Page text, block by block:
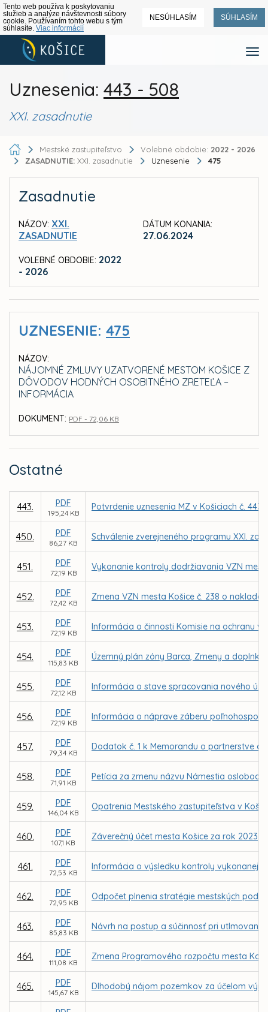
Tento web používa k poskytovaniu
služieb a analýze návštevnosti súbory
cookie. Používaním tohto webu s tým
súhlasíte. Viac informácií
NESÚHLASÍM SÚHLASÍM
Uznesenia: 443 - 508
XXI. zasadnutie
Mestské zastupiteľstvo Volebné obdobie: 2022 - 2026
ZASADNUTIE: XXI. zasadnutie Uznesenie 475
Zasadnutie
NÁZOV: XXI.
ZASADNUTIE
VOLEBNÉ OBDOBIE: 2022
- 2026
DÁTUM KONANIA:
27.06.2024
UZNESENIE: 475
NÁZOV:
NÁJOMNÉ ZMLUVY UZATVORENÉ MESTOM KOŠICE Z
DÔVODOV HODNÝCH OSOBITNÉHO ZRETEĽA –
INFORMÁCIA
DOKUMENT: PDF - 72,06 KB
Ostatné
443. PDF
195,24 KB
Potvrdenie uznesenia MZ v Košiciach č.
450. PDF
86,27 KB
Schválenie zverejneného programu XXI.
451. PDF
72,19 KB
Vykonanie kontroly dodržiavania VZN
452. PDF
72,42 KB
Zmena VZN mesta Košice č. 238 o
453. PDF
72,19 KB
Informácia o činnosti Komisie na ochranu
454. PDF
115,83 KB
Územný plán zóny Barca, Zmeny a doplnky
455. PDF
72,12 KB
Informácia o stave spracovania nového
456. PDF
72,19 KB
Informácia o náprave záberu
457. PDF
79,34 KB
Dodatok č. 1 k Memorandu o partnerstve a
458. PDF
71,91 KB
Petícia za zmenu názvu Námestia
459. PDF
146,04 KB
Opatrenia Mestského zastupiteľstva v
460. PDF
107,1 KB
Záverečný účet mesta Košice za rok 2023
461. PDF
72,53 KB
Informácia o výsledku kontroly vykonanej
462. PDF
72,95 KB
Odpočet plnenia stratégie mestských
463. PDF
85,83 KB
Návrh na postup a súčinnosť pri utlmovaní
464. PDF
111,08 KB
Zmena Programového rozpočtu mesta
465. PDF
145,67 KB
Dlhodobý nájom pozemkov za účelom